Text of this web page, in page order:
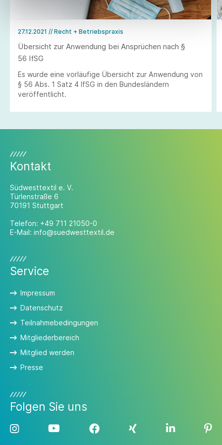
27.12.2021 // Recht + Betriebspraxis
Übersicht zur Anwendung bei Ansprüchen nach §
56 IfSG
Es wurde eine vorläufige Übersicht zur Anwendung von
§ 56 Abs. 1 Satz 4 IfSG in den Bundesländern
veröffentlicht.
Kontakt
Südwesttextil e. V.
Türlenstraße 6
70191 Stuttgart
Telefon: +49 711 21050-0
E-Mail: info@suedwesttextil.de
Service
Impressum
Datenschutz
Teilnahmebedingungen
Mitgliederbereich
Mitglied werden
Presse
Folgen Sie uns